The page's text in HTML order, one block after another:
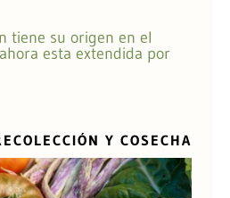
tiene su origen en el
esta extendida por
Y COSECHA